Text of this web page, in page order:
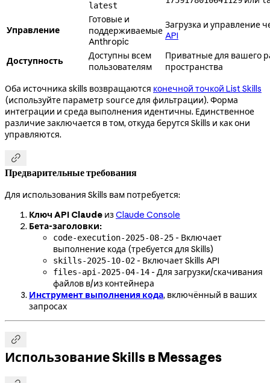
latest
Управление
Готовые и
поддерживаемые
Anthropic
Загрузка и управление
API
Доступность
Доступны всем
пользователям
Приватные для вашего
пространства
Оба источника skills возвращаются конечной точкой List Skills
(используйте параметр sourceдля фильтрации). Форма
интеграции и среда выполнения идентичны. Единственное
различие заключается в том, откуда берутся Skills и как они
управляются.

Предварительные требования
Для использования Skills вам потребуется:
Ключ API Claude изClaude Console
Бета-заголовки:
code-execution-2025-08-25 - Включает
выполнение кода (требуется для Skills)
skills-2025-10-02 - Включает Skills API
files-api-2025-04-14 - Для загрузки/скачивания
файлов в/из контейнера
Инструмент выполнения кода, включённый в ваших
запросах

Использование Skills в Messages